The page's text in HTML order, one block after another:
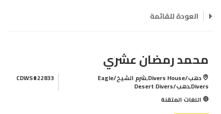
العودة للقائمة
محمد رمضان عشري
دهب/Divers House,شرم الشيخ/Eagle
Divers,دهب/Desert Divers
CDWS#22833
اللغات المتقنة